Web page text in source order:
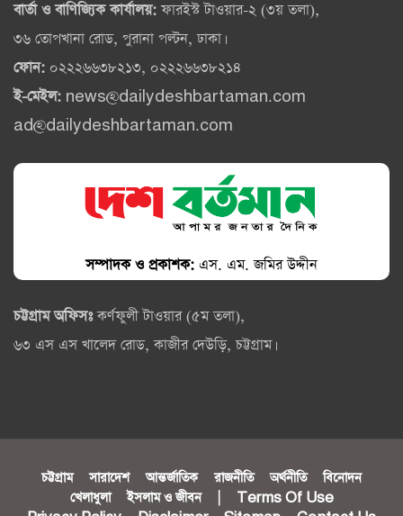
বার্তা ও বাণিজ্যিক কার্যালয়:ফারইস্ট টাওয়ার-২ (৩য় তলা),
৩৬ তোপখানা রোড, পুরানা পল্টন, ঢাকা।
ফোন: ০২২২৬৬৩৮২১৩, ০২২২৬৬৩৮২১৪
ই-মেইল: news@dailydeshbartaman.com
ad@dailydeshbartaman.com
সম্পাদক ও প্রকাশক: এস. এম. জমির উদ্দীন
চট্টগ্রাম অফিসঃকর্ণফুলী টাওয়ার (৫ম তলা),
৬৩ এস এস খালেদ রোড, কাজীর দেউড়ি, চট্টগ্রাম।
চট্টগ্রাম সারাদেশ আন্তর্জাতিক রাজনীতি অর্থনীতি
বিনোদন
খেলাধুলা
ইসলাম ও জীবন
Terms Of Use